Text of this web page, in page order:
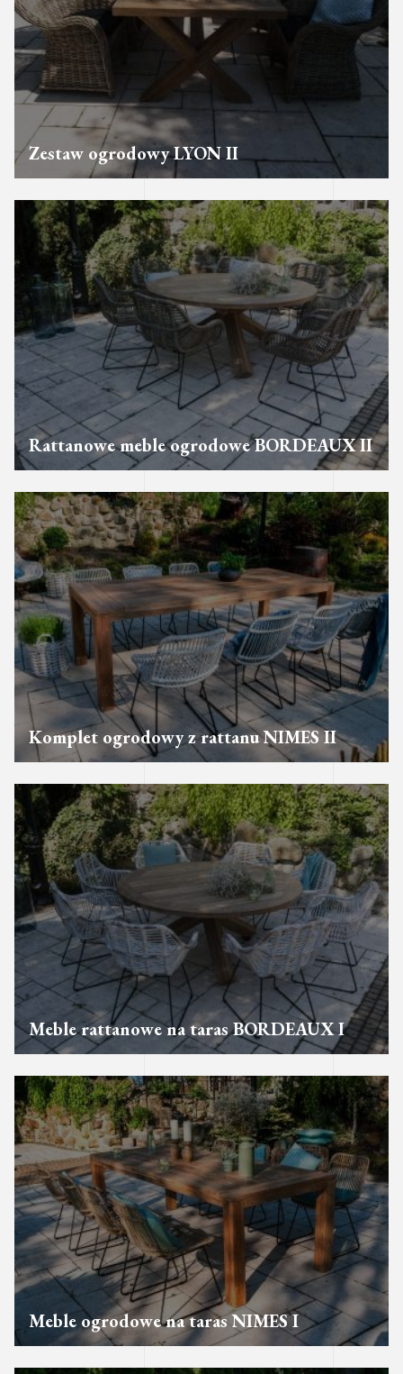
Zestaw ogrodowy LYON II
Rattanowe meble ogrodowe BORDEAUX II
Komplet ogrodowy z rattanu NIMES II
Meble rattanowe na taras BORDEAUX I
Meble ogrodowe na taras NIMES I